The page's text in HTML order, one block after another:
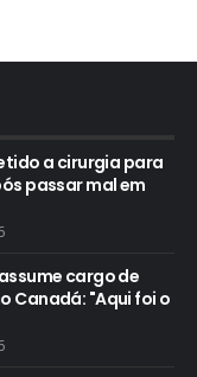
a cirurgia para
passar mal em
cargo de
Canadá: "Aqui foi o